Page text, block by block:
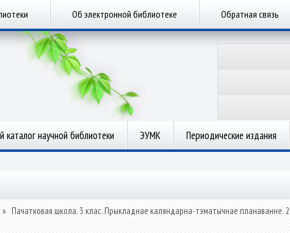
Об электронной библиотеке Обратная связь
каталог научной библиотеки ЭУМК Периодические издания
» Пачатковая школа. 3 клас. Прыкладнае каляндарна-тэматычнае планаванне.